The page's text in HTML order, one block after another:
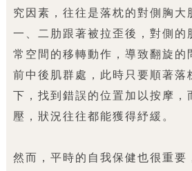
究因素，往往是落枕的對側胸大
一、二肋跟著被拉歪後，對側的
常空間的移轉動作，導致翻旋的
前中後肌群處，此時只要順著落
下，找到錯誤的位置加以按摩，
壓，狀況往往都能獲得紓緩。
然而，平時的自我保健也很重要